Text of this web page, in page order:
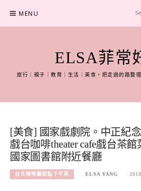
content
MENU
ELSA菲常
旅行｜親子｜教育｜生活｜美食，把走過的路整
[美食] 國家戲劇院。中正紀
戲台咖啡theater cafe戲台茶館
國家圖書館附近餐廳
台北咖啡廳甜點下午茶 ELSA YANG